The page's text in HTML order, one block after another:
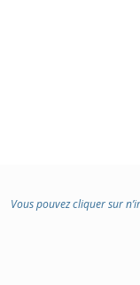
Vous pouvez cliquer sur